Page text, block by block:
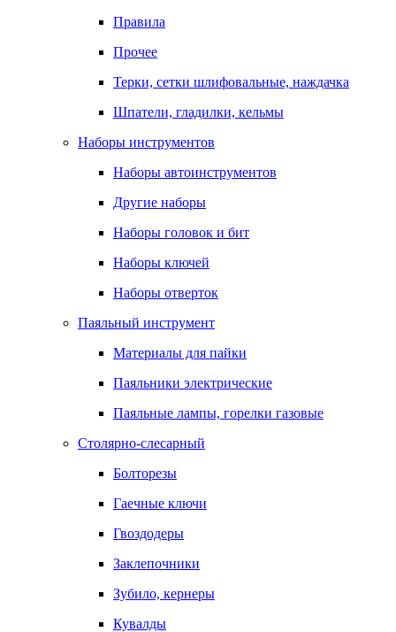
Правила
Прочее
Терки, сетки шлифовальные, наждачка
Шпатели, гладилки, кельмы
Наборы инструментов
Наборы автоинструментов
Другие наборы
Наборы головок и бит
Наборы ключей
Наборы отверток
Паяльный инструмент
Материалы для пайки
Паяльники электрические
Паяльные лампы, горелки газовые
Столярно-слесарный
Болторезы
Гаечные ключи
Гвоздодеры
Заклепочники
Зубило, кернеры
Кувалды